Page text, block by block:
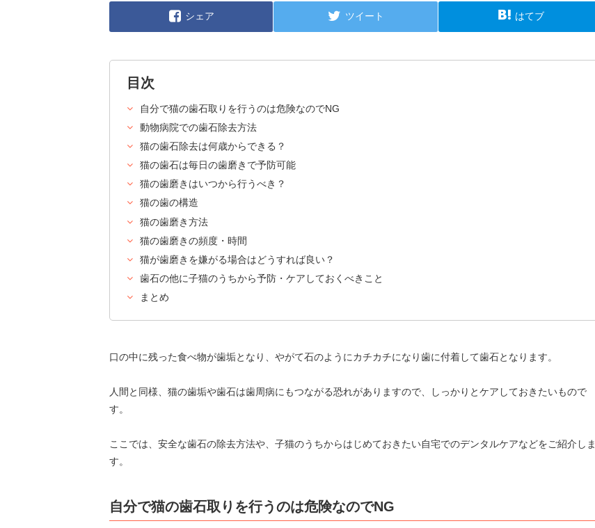
シェア ツイート はてブ
目次
自分で猫の歯石取りを行うのは危険なのでNG
動物病院での歯石除去方法
猫の歯石除去は何歳からできる？
猫の歯石は毎日の歯磨きで予防可能
猫の歯磨きはいつから行うべき？
猫の歯の構造
猫の歯磨き方法
猫の歯磨きの頻度・時間
猫が歯磨きを嫌がる場合はどうすれば良い？
歯石の他に子猫のうちから予防・ケアしておくべきこと
まとめ
口の中に残った食べ物が歯垢となり、やがて石のようにカチカチになり歯に付着して歯石となります。
人間と同様、猫の歯垢や歯石は歯周病にもつながる恐れがありますので、しっかりとケアしておきたいもので
す。
ここでは、安全な歯石の除去方法や、子猫のうちからはじめておきたい自宅でのデンタルケアなどをご紹介しま
す。
自分で猫の歯石取りを行うのは危険なのでNG